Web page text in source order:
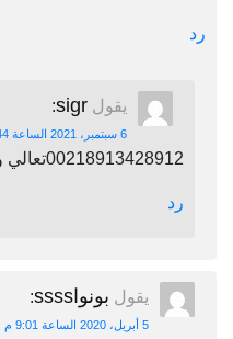
رد
يقول sigr
:
6 سبتمبر، 2021 الساعة 5:44 م
00218913428912تعالي واتساب
رد
يقول بونواssss :
5 أبريل، 2020 الساعة 9:01 م